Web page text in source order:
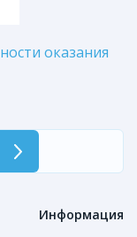
оказания
Информация